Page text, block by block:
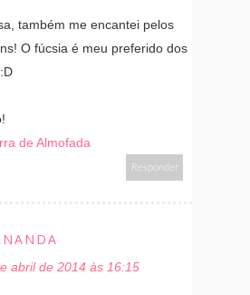
também me encantei pelos
O fúcsia é meu preferido dos
de Almofada
Responder
abril de 2014 às 16:15